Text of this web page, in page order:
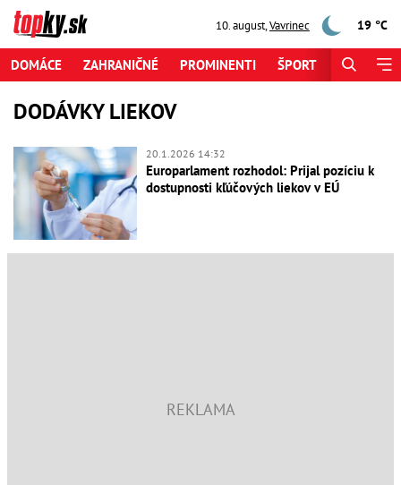
10. august,Vavrinec 19 °C
DOMÁCE ZAHRANIČNÉ PROMINENTI ŠPORT
DODÁVKY LIEKOV
20.1.2026 14:32
Europarlament rozhodol: Prijal pozíciu k
dostupnosti kľúčových liekov v EÚ